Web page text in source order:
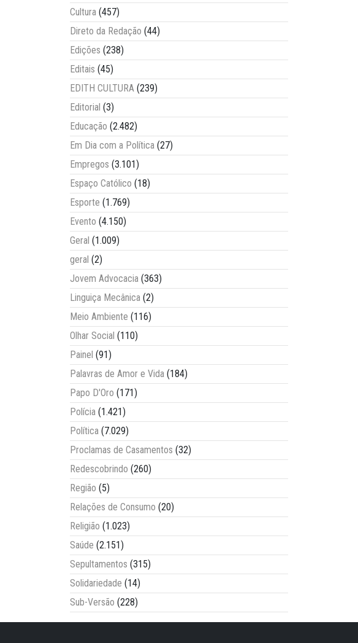
Cultura (457)
Direto da Redação (44)
Edições (238)
Editais (45)
EDITH CULTURA (239)
Editorial (3)
Educação (2.482)
Em Dia com a Política (27)
Empregos (3.101)
Espaço Católico (18)
Esporte (1.769)
Evento (4.150)
Geral (1.009)
geral (2)
Jovem Advocacia (363)
Linguiça Mecânica (2)
Meio Ambiente (116)
Olhar Social (110)
Painel (91)
Palavras de Amor e Vida (184)
Papo D'Oro (171)
Polícia (1.421)
Política (7.029)
Proclamas de Casamentos (32)
Redescobrindo (260)
Região (5)
Relações de Consumo (20)
Religião (1.023)
Saúde (2.151)
Sepultamentos (315)
Solidariedade (14)
Sub-Versão (228)